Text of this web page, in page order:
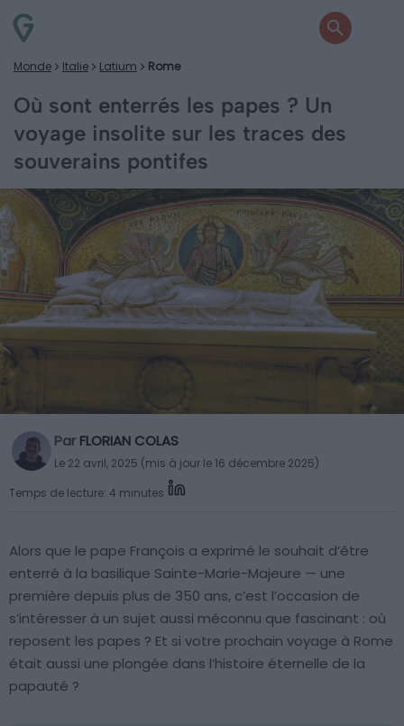
Monde Italie Latium Rome
Où sont enterrés les papes ? Un
voyage insolite sur les traces des
souverains pontifes
Par FLORIAN COLAS
Le 22 avril, 2025 (mis à jour le 16 décembre 2025)
Temps de lecture: 4 minutes
Alors que le pape François a exprimé le souhait d’être
enterré à la basilique Sainte-Marie-Majeure — une
première depuis plus de 350 ans, c’est l’occasion de
s’intéresser à un sujet aussi méconnu que fascinant : où
reposent les papes ? Et si votre prochain voyage à Rome
était aussi une plongée dans l’histoire éternelle de la
papauté ?